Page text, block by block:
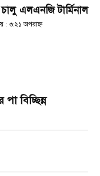
এলএনজি টার্মিনাল
: ৩:২১ অপরাহ্ণ
বিচ্ছিন্ন